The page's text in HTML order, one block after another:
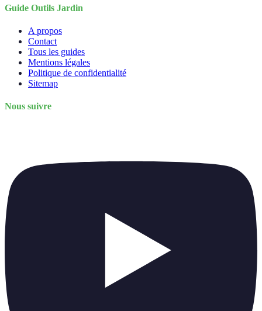
Guide Outils Jardin
A propos
Contact
Tous les guides
Mentions légales
Politique de confidentialité
Sitemap
Nous suivre